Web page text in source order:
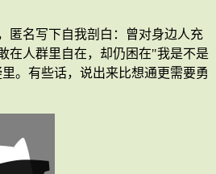
匿名写下自我剖白：曾对身边人充
在人群里自在，却仍困在"我是不是
。有些话，说出来比想通更需要勇